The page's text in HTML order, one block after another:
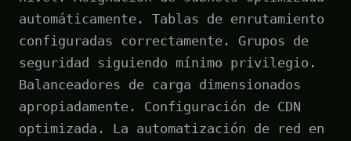
automáticamente. Tablas de enrutamiento
configuradas correctamente. Grupos de
seguridad siguiendo mínimo privilegio.
Balanceadores de carga dimensionados
apropiadamente. Configuración de CDN
optimizada. La automatización de red en